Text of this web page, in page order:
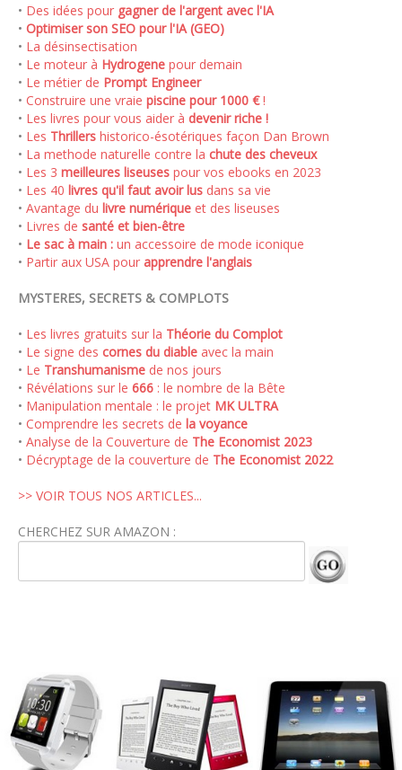
• Des idées pour gagner de l'argent avec l'IA
• Optimiser son SEO pour l'IA (GEO)
• La désinsectisation
• Le moteur à Hydrogene pour demain
• Le métier de Prompt Engineer
• Construire une vraie piscine pour 1000 €!
• Les livres pour vous aider à devenir riche !
• Les Thrillers historico-ésotériques façon Dan Brown
• La methode naturelle contre la chute des cheveux
• Les 3 meilleures liseuses pour vos ebooks en 2023
• Les 40 livres qu'il faut avoir lus dans sa vie
• Avantage du livre numérique et des liseuses
• Livres de santé et bien-être
• Le sac à main : un accessoire de mode iconique
• Partir aux USA pour apprendre l'anglais
MYSTERES, SECRETS & COMPLOTS
• Les livres gratuits sur la Théorie du Complot
• Le signe des cornes du diable avec la main
• Le Transhumanisme de nos jours
• Révélations sur le 666 : le nombre de la Bête
• Manipulation mentale : le projet MK ULTRA
• Comprendre les secrets de la voyance
• Analyse de la Couverture de The Economist 2023
• Décryptage de la couverture de The Economist 2022
>> VOIR TOUS NOS ARTICLES...
CHERCHEZ SUR AMAZON :